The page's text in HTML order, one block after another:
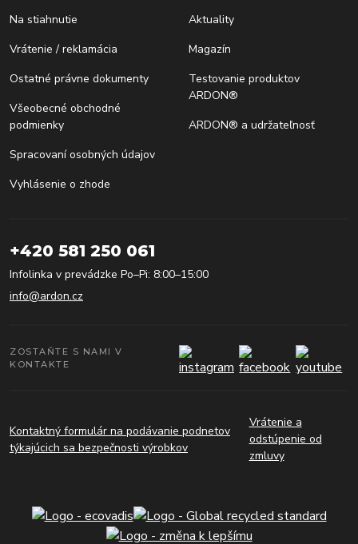
Na stiahnutie
Vrátenie / reklamácia
Ostatné právne dokumenty
Všeobecné obchodné
podmienky
Spracovaní osobných údajov
Vyhlásenie o zhode
Aktuality
Magazín
Testovanie produktov
ARDON®
ARDON® a udržateľnosť
+420 581 250 061
Infolinka v prevádzke Po–Pi: 8:00–15:00
info@ardon.cz
ZOSTAŇTE S NAMI V
KONTAKTE
Kontaktný formulár na podávanie podnetov
týkajúcich sa bezpečnosti výrobkov
Vrátenie a
odstúpenie od
zmluvy